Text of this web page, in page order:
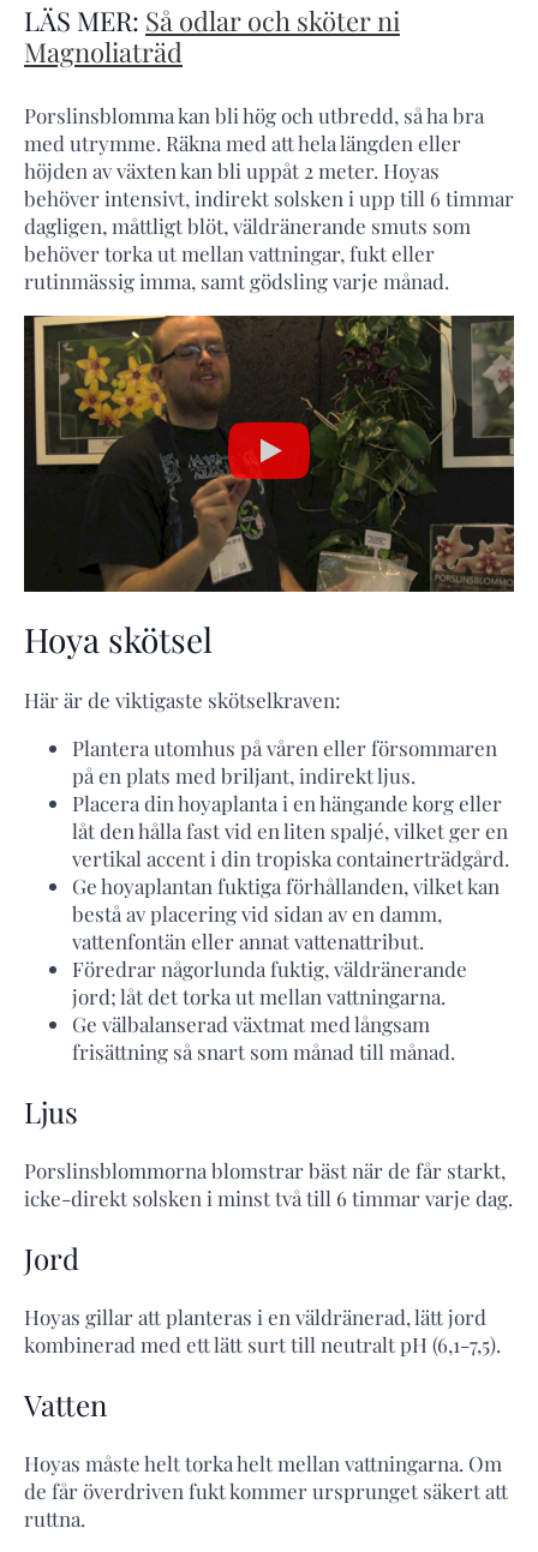
LÄS MER: Så odlar och sköter ni
Magnoliaträd
Porslinsblomma kan bli hög och utbredd, så ha bra
med utrymme. Räkna med att hela längden eller
höjden av växten kan bli uppåt 2 meter. Hoyas
behöver intensivt, indirekt solsken i upp till 6 timmar
dagligen, måttligt blöt, väldränerande smuts som
behöver torka ut mellan vattningar, fukt eller
rutinmässig imma, samt gödsling varje månad.
Hoya skötsel
Här är de viktigaste skötselkraven:
Plantera utomhus på våren eller försommaren
på en plats med briljant, indirekt ljus.
Placera din hoyaplanta i en hängande korg eller
låt den hålla fast vid en liten spaljé, vilket ger en
vertikal accent i din tropiska containerträdgård.
Ge hoyaplantan fuktiga förhållanden, vilket kan
bestå av placering vid sidan av en damm,
vattenfontän eller annat vattenattribut.
Föredrar någorlunda fuktig, väldränerande
jord; låt det torka ut mellan vattningarna.
Ge välbalanserad växtmat med långsam
frisättning så snart som månad till månad.
Ljus
Porslinsblommorna blomstrar bäst när de får starkt,
icke-direkt solsken i minst två till 6 timmar varje dag.
Jord
Hoyas gillar att planteras i en väldränerad, lätt jord
kombinerad med ett lätt surt till neutralt pH (6,1-7,5).
Vatten
Hoyas måste helt torka helt mellan vattningarna. Om
de får överdriven fukt kommer ursprunget säkert att
ruttna.